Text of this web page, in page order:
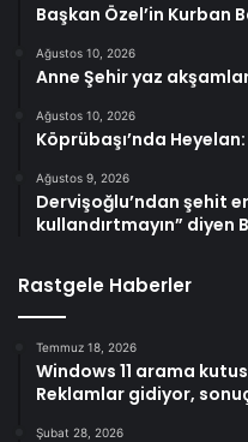
Başkan Özel’in Kurban
Ağustos 10, 2026
Anne Şehir yaz
Ağustos 10, 2026
Köprübaşı’nda
Ağustos 9, 2026
Dervişoğlu’ndan şehit
kullandırtmayın” diyen
Rastgele Haberler
Temmuz 18, 2026
Windows 11 arama
Reklamlar gidiyor,
Şubat 28, 2026